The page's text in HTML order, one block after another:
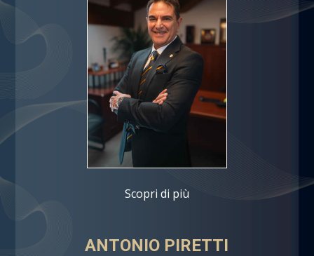
Scopri di più
ANTONIO PIRETTI